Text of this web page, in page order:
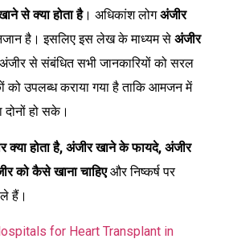
से क्या होता है। अधिकांश लोगअंजीर
है। इसलिए इस लेख के माध्यम से अंजीर
से संबंधित सभी जानकारियों को सरल
को उपलब्ध कराया गया है ताकि आमजन में
हो सके।
क्या होता है, अंजीर खाने के फायदे, अंजीर
को कैसे खाना चाहिएऔर निष्कर्ष पर
हैं।
for Heart Transplant in